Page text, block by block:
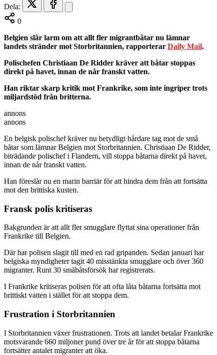
Dela:
0
Belgien slår larm om att allt fler migrantbåtar nu lämnar
landets stränder mot Storbritannien, rapporterar Daily Mail.
Polischefen Christiaan De Ridder kräver att båtar stoppas
direkt på havet, innan de når franskt vatten.
Han riktar skarp kritik mot Frankrike, som inte ingriper trots
miljardstöd från britterna.
annons
annons
En belgisk polischef kräver nu betydligt hårdare tag mot de små
båtar som lämnar Belgien mot Storbritannien. Christiaan De Ridder,
biträdande polischef i Flandern, vill stoppa båtarna direkt på havet,
innan de når franskt vatten.
Han föreslår nu en marin barriär för att hindra dem från att fortsätta
mot den brittiska kusten.
Fransk polis kritiseras
Bakgrunden är att allt fler smugglare flyttat sina operationer från
Frankrike till Belgien.
Där har polisen slagit till med en rad gripanden. Sedan januari har
belgiska myndigheter tagit 40 misstänkta smugglare och över 360
migranter. Runt 30 småbåtsförsök har registrerats.
I Frankrike kritiseras polisen för att ofta låta båtarna fortsätta mot
brittiskt vatten i stället för att stoppa dem.
Frustration i Storbritannien
I Storbritannien växer frustrationen. Trots att landet betalar Frankrike
motsvarande 660 miljoner pund över tre år för att stoppa båtarna
fortsätter antalet migranter att öka.